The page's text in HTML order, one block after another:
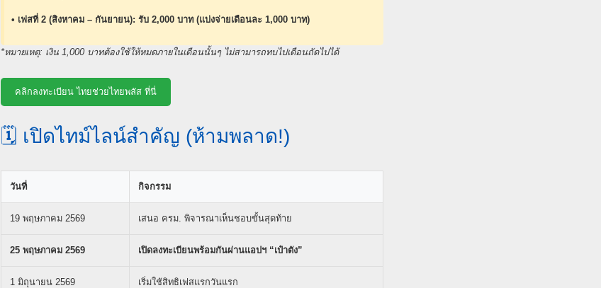
• เฟสที่ 2 (สิงหาคม – กันยายน): รับ 2,000 บาท (แบ่งจ่ายเดือนละ 1,000 บาท)
*หมายเหตุ: เงิน 1,000 บาทต้องใช้ให้หมดภายในเดือนนั้นๆ ไม่สามารถทบไปเดือนถัดไปได้
คลิกลงทะเบียน ไทยช่วยไทยพลัส ที่นี่
🗓️ เปิดไทม์ไลน์สำคัญ (ห้ามพลาด!)
วันที่ กิจกรรม
19 พฤษภาคม 2569 เสนอ ครม. พิจารณาเห็นชอบขั้นสุดท้าย
25 พฤษภาคม 2569 เปิดลงทะเบียนพร้อมกันผ่านแอปฯ “เป๋าตัง”
1 มิถุนายน 2569 เริ่มใช้สิทธิเฟสแรกวันแรก